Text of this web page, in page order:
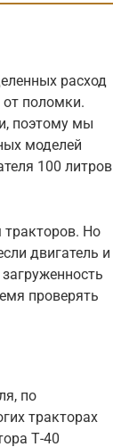
расход
от поломки.
поэтому мы
моделей
100 литров
Но
двигатель и
проверять
по
тракторах
Т-40